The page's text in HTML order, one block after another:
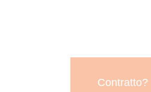
Contratto?